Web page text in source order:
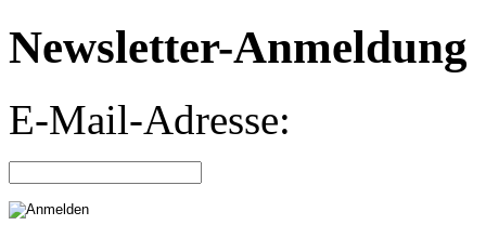
Newsletter-Anmeldung
E-Mail-Adresse: